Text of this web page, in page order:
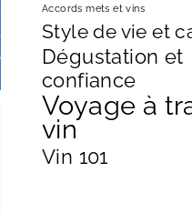
Accords mets et vins
Style de vie et
Dégustation et
confiance
Voyage à
vin
Vin 101